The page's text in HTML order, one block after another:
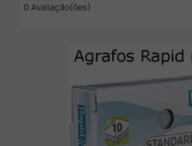
0 Avaliação(ões)